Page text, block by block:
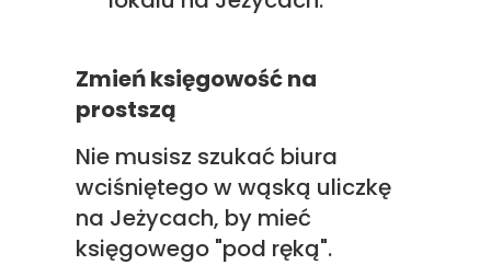
Zmień księgowość na
prostszą
Nie musisz szukać biura
wciśniętego w wąską uliczkę
na Jeżycach, by mieć
księgowego "pod ręką".